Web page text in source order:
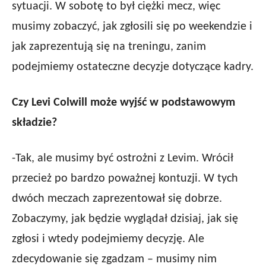
sytuacji. W sobotę to był ciężki mecz, więc
musimy zobaczyć, jak zgłosili się po weekendzie i
jak zaprezentują się na treningu, zanim
podejmiemy ostateczne decyzje dotyczące kadry.
Czy Levi Colwill może wyjść w podstawowym
składzie?
-Tak, ale musimy być ostrożni z Levim. Wrócił
przecież po bardzo poważnej kontuzji. W tych
dwóch meczach zaprezentował się dobrze.
Zobaczymy, jak będzie wyglądał dzisiaj, jak się
zgłosi i wtedy podejmiemy decyzję. Ale
zdecydowanie się zgadzam – musimy nim